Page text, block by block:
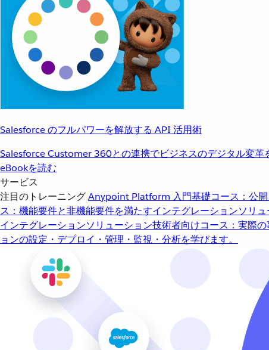
Salesforce のフルパワーを解放する API 活用術
Salesforce Customer 360との連携でビジネスのデジタル変革
eBookを読む
サービス
注目のトレーニングAnypoint Platform 入門基礎コース：公
ス：機能要件と非機能要件を満たすインテグレーションソリュ
インテグレーションソリューション技術者向けコース：実際
ョンの設定・デプロイ・管理・監視・分析を学びます。